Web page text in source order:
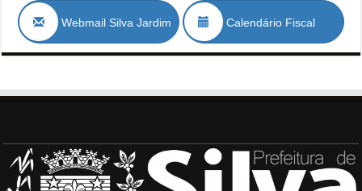
Webmail Silva Jardim Calendário Fiscal